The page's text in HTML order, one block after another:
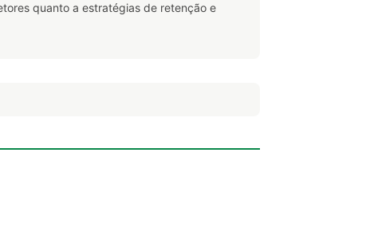
quanto a estratégias de retenção e